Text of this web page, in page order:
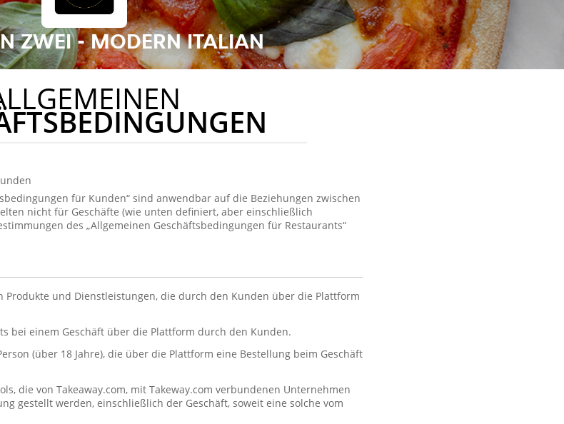
ZWEI - MODERN ITALIAN
für Kunden“ sind anwendbar auf die Beziehungen zwischen
nicht für Geschäfte (wie unten definiert, aber einschließlich
des „Allgemeinen Geschäftsbedingungen für Restaurants“
Produkte und Dienstleistungen, die durch den Kunden über die Plattform
bei einem Geschäft über die Plattform durch den Kunden.
(über 18 Jahre), die über die Plattform eine Bestellung beim Geschäft
die von Takeaway.com, mit Takeway.com verbundenen Unternehmen
gestellt werden, einschließlich der Geschäft, soweit eine solche vom